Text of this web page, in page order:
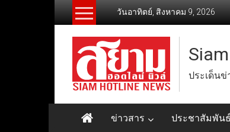
วันอาทิตย์, สิงหาคม 9, 2026
ประเด็น
ข่าวสาร ประชาสัมพันธ์